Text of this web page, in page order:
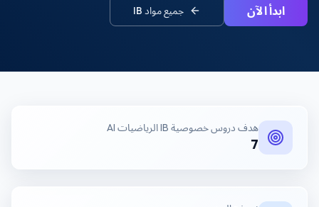
ابدأ الآن جميع مواد IB
هدف دروس خصوصية IB الرياضيات AI
7